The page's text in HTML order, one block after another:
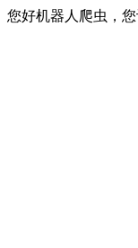
您好机器人爬虫，